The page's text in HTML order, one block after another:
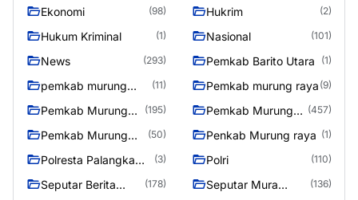
Ekonomi (98) Hukrim (2)
Hukum Kriminal (1) Nasional (101)
News (293) Pemkab Barito Utara (1)
pemkab murung
(11) Pemkab murung raya (9)
Pemkab Murung
(195)
Pemkab Murung
(457)
Pemkab Murung
(50) Penkab Murung raya (1)
Polresta Palangka
(3) Polri (110)
Seputar Berita
(178)
Seputar Mura
(136)